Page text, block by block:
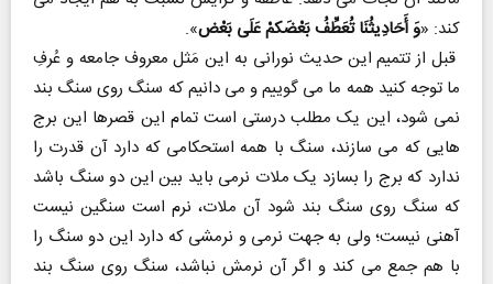
کند: «وَ أَحَادِیثُنَا تُعَطِّفُ بَعْضَکمْ عَلَی بَعْض».
قبل از تتمیم این حدیث نورانی به این مَثل معروف جامعه و عُرفِ
ما توجه کنید همه ما می گوییم و می دانیم که سنگ روی سنگ بند
نمی شود، این یک مطلب درستی است تمام این قصرها این برج
هایی که می سازند، سنگ با همه استحکامی که دارد آن قدرت را
ندارد که برج را بسازد یک ملات نرمی باید بین این دو سنگ باشد
که سنگ روی سنگ بند شود آن ملات، نرم است سنگین نیست
آهنی نیست؛ ولی به جهت نرمی و نرمشی که دارد این دو سنگ را
با هم جمع می کند و اگر آن نرمش نباشد، سنگ روی سنگ بند